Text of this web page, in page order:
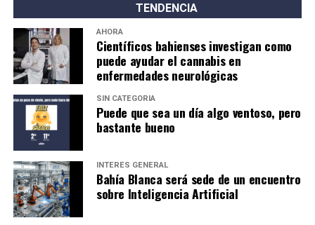
TENDENCIA
AHORA
Científicos bahienses investigan como
puede ayudar el cannabis en
enfermedades neurológicas
SIN CATEGORÍA
Puede que sea un día algo ventoso, pero
bastante bueno
INTERÉS GENERAL
Bahía Blanca será sede de un encuentro
sobre Inteligencia Artificial